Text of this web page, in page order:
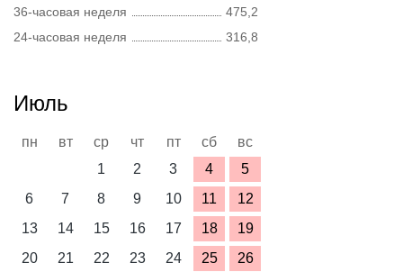
36-часовая неделя
475,2
24-часовая неделя
316,8
Июль
пн вт ср чт пт сб
вс
1
2 3 4
5
6
7 8 9 10 11
12
13
14 15 16 17 18
19
20
21 22 23 24 25
26